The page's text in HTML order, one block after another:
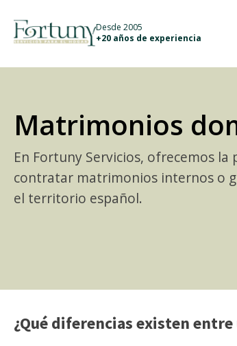
Desde 2005
+20 años de experiencia
Matrimonios
En Fortuny Servicios, ofrecemos la
contratar matrimonios internos o
el territorio español.
¿Qué diferencias existen